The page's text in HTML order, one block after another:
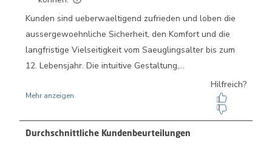
Durchschnittliche Kundenbeurteilungen